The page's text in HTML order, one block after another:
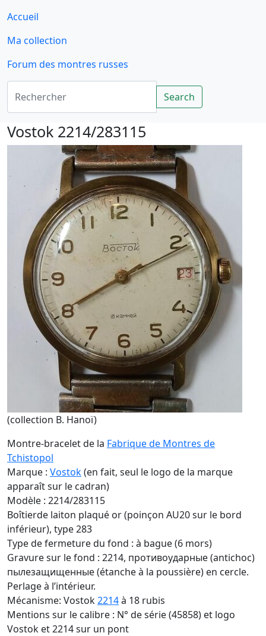
Accueil
Ma collection
Forum des montres russes
Rechercher
Search
Vostok 2214/283115
(collection B. Hanoï)
Montre-bracelet de la Fabrique de Montres de
Tchistopol
Marque : Vostok(en fait, seul le logo de la marque
apparaît sur le cadran)
Modèle : 2214/283115
Boîtierde laiton plaqué or (poinçon AU20 sur le bord
inférieur), type 283
Type de fermeture du fond : à bague (6 mors)
Gravure sur le fond : 2214, противоударные (antichoc)
пылезащищенные (étanche à la poussière) en cercle.
Perlage à l’intérieur.
Mécanisme: Vostok2214à 18 rubis
Mentions sur le calibre : N° de série (45858) et logo
Vostok et 2214 sur un pont